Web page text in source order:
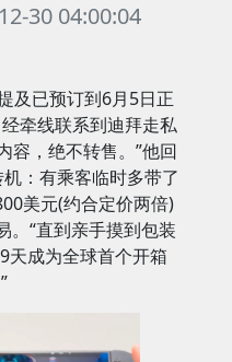
30 04:00:04
及已预订到6月5日正
牵线联系到迪拜走私
容，绝不转售。”他回
：有乘客临时多带了
美元(约合定价两倍)
。“直到亲手摸到包装
天成为全球首个开箱